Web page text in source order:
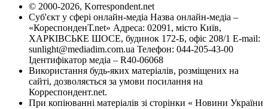
© 2000-2026, Korrespondent.net
Суб'єкт у сфері онлайн-медіа Назва онлайн-медіа –
«КореспонденТ.net» Адреса: 02091, місто Київ,
ХАРКІВСЬКЕ ШОСЕ, будинок 172-Б, офіс 208/1 E-mail:
sunlight@mediadim.com.ua Телефон: 044-205-43-00
Ідентифікатор медіа – R40-06068
Використання будь-яких матеріалів, розміщених на
сайті, дозволяється за умови посилання на
Корреспондент.net.
При копіюванні матеріалів зі сторінки « Новини України